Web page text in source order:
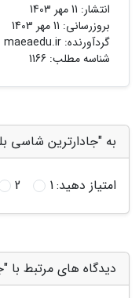
انتشار: 11 مهر 1403
بروزرسانی: 11 مهر 1403
گردآورنده: maeaedu.ir
شناسه مطلب: 1166
به "جادارترین شاسی
امتیاز دهید:1
2
دیدگاه های مرتبط با